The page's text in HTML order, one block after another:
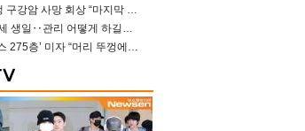
차인표 동생 구강암 사망 회상 “마지막 순간 동생 손 잡아준 신애라, 두고두고 고마워” (신애라이프)
이지아, 48세 생일‥관리 어떻게 하길래 놀라운 동안 미모
‘SK하이닉스 275층’ 미자 “머리 뚜껑에서 사, 주식만 안 해도 돈 버는 것”